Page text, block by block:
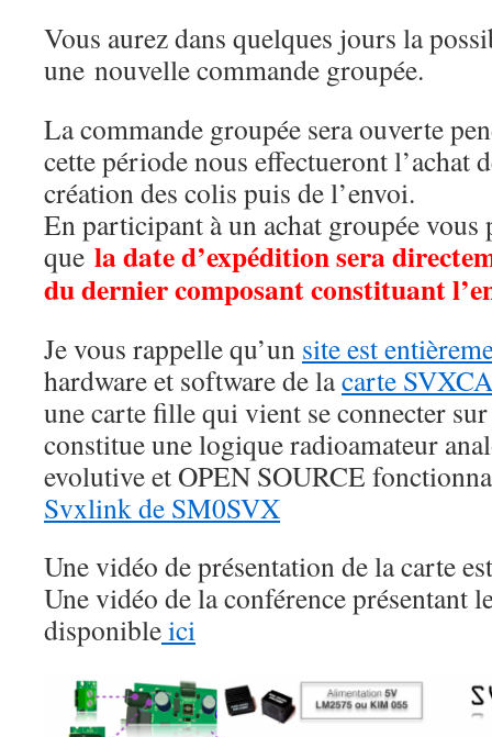
Vous aurez dans quelques jours la
une nouvelle commande groupée.
La commande groupée sera ouverte
cette période nous effectueront l’achat
création des colis puis de l’envoi.
En participant à un achat groupée vous
que la date d’expédition sera
du dernier composant constituant
Je vous rappelle qu’un site est
hardware et software de lacarte
une carte fille qui vient se connecter
constitue une logique radioamateur
evolutive et OPEN SOURCE
Svxlink de SM0SVX
Une vidéo de présentation de la carte
Une vidéo de la conférence présentant
disponibleici